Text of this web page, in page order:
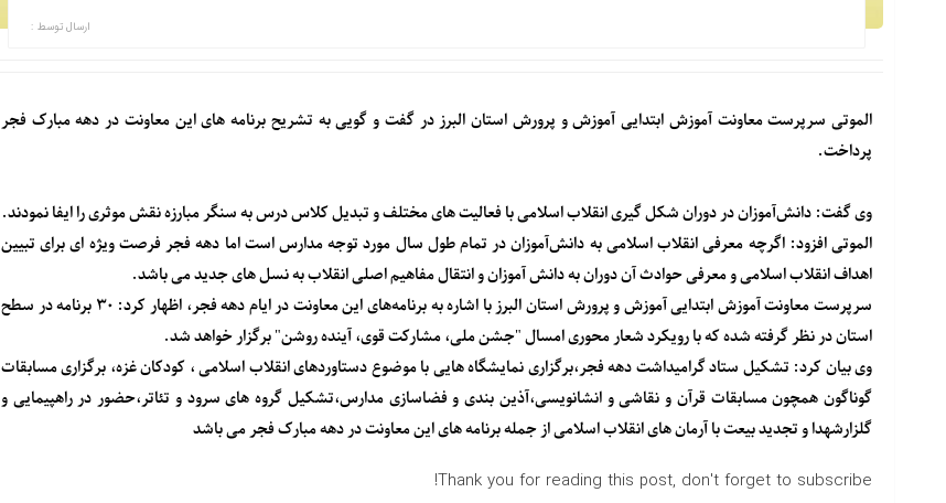
ارسال توسط :
الموتی سرپرست معاونت آموزش ابتدایی آموزش و پرورش استان البرز در گفت و گویی به تشریح برنامه های این معاونت در دهه مبارک فجر
پرداخت.
وی گفت: دانش‌آموزان در دوران شکل گیری انقلاب اسلامی با فعالیت های مختلف و تبدیل کلاس درس به سنگر مبارزه نقش موثری را ایفا نمودند.
الموتی افزود: اگرچه معرفی انقلاب اسلامی به دانش‌آموزان در تمام طول سال مورد توجه مدارس است اما دهه فجر فرصت ویژه ای برای تبیین
اهداف انقلاب اسلامی و معرفی حوادث آن دوران به دانش آموزان و انتقال مفاهیم اصلی انقلاب به نسل های جدید می باشد.
سرپرست معاونت آموزش ابتدایی آموزش و پرورش استان البرز با اشاره به برنامه‌های این معاونت در ایام دهه فجر، اظهار کرد: ۳۰ برنامه در سطح
استان در نظر گرفته شده که با رویکرد شعار محوری امسال "جشن ملی، مشارکت قوی، آینده روشن" برگزار خواهد شد.
وی بیان کرد: تشکیل ستاد گرامیداشت دهه فجر،برگزاری نمایشگاه هایی با موضوع دستاوردهای انقلاب اسلامی ، کودکان غزه، برگزاری مسابقات
گوناگون همچون مسابقات قرآن و نقاشی و انشانویسی،آذین بندی و فضاسازی مدارس،تشکیل گروه های سرود و تئاتر،حضور در راهپیمایی و
گلزارشهدا و تجدید بیعت با آرمان های انقلاب اسلامی از جمله برنامه های این معاونت در دهه مبارک فجر می باشد
Thank you for reading this post, don't forget to subscribe!